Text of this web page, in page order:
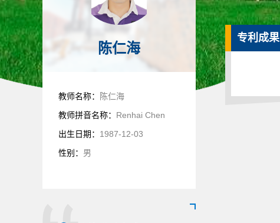
陈仁海
教师名称：
陈仁海
教师拼音名称： Renhai Chen
出生日期： 1987-12-03
性别： 男
专利成果